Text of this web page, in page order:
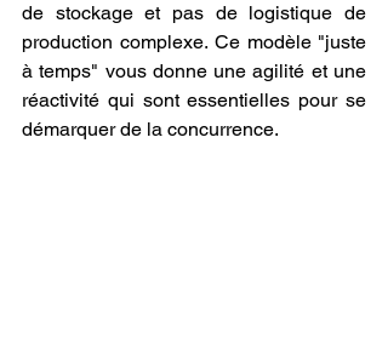
de stockage et pas de logistique de
production complexe. Ce modèle "juste
à temps" vous donne une agilité et une
réactivité qui sont essentielles pour se
démarquer de la concurrence.